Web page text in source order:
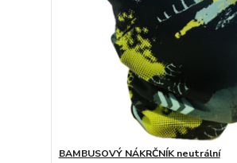
BAMBUSOVÝ NÁKRČNÍK neutrální